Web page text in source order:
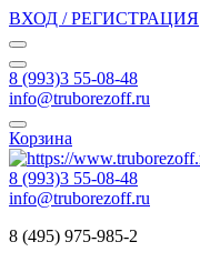
ВХОД / РЕГИСТРАЦИЯ
8 (993)3 55-08-48
info@truborezoff.ru
Корзина
8 (993)3 55-08-48
info@truborezoff.ru
8 (495) 975-985-2